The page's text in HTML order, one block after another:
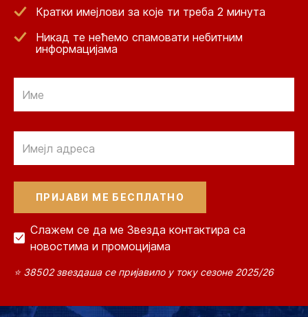
Кратки имејлови за које ти треба 2 минута
Никад те нећемо спамовати небитним
информацијама
Слажем се да ме Звезда контактира са
новостима и промоцијама
⭐ 38502 звездаша се пријавило у току сезоне 2025/26